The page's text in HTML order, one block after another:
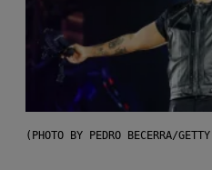
(PHOTO BY PEDRO BECERRA/